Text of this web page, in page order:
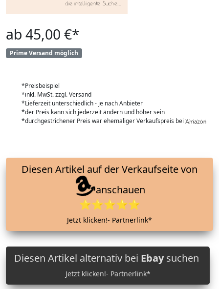
ab 45,00 €*
Prime Versand möglich
*Preisbeispiel
*inkl. MwSt. zzgl. Versand
*Lieferzeit unterschiedlich - je nach Anbieter
*der Preis kann sich jederzeit ändern und höher sein
*durchgestrichener Preis war ehemaliger Verkaufspreis bei
anschauen
⭐⭐⭐⭐⭐
Jetzt klicken!- Partnerlink*
Diesen Artikel alternativ bei Ebaysuchen
Jetzt klicken!- Partnerlink*